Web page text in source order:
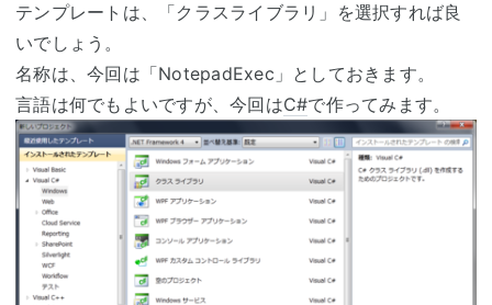
テンプレートは、「クラスライブラリ」を選択すれば良
いでしょう。
名称は、今回は「NotepadExec」としておきます。
言語は何でもよいですが、今回はC#で作ってみます。